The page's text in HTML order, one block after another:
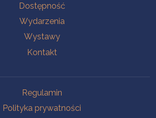
Dostępność
Wydarzenia
Wystawy
Kontakt
Regulamin
Polityka prywatności